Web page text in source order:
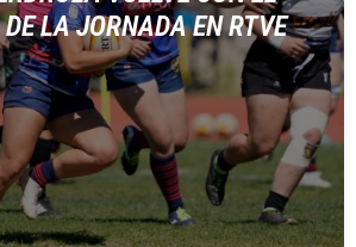
LA JORNADA EN RTVE